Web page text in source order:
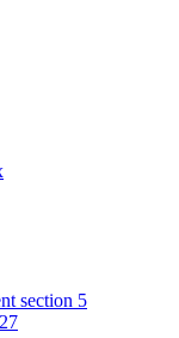
section 5